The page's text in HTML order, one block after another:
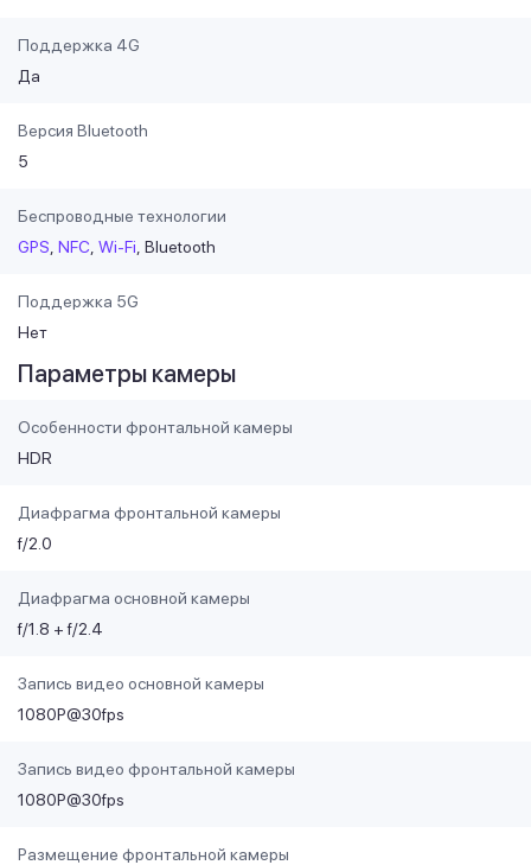
Поддержка 4G
Да
Версия Bluetooth
5
Беспроводные технологии
GPS NFC Wi-Fi Bluetooth
Поддержка 5G
Нет
Параметры камеры
Особенности фронтальной камеры
HDR
Диафрагма фронтальной камеры
f/2.0
Диафрагма основной камеры
f/1.8 + f/2.4
Запись видео основной камеры
1080P@30fps
Запись видео фронтальной камеры
1080P@30fps
Размещение фронтальной камеры